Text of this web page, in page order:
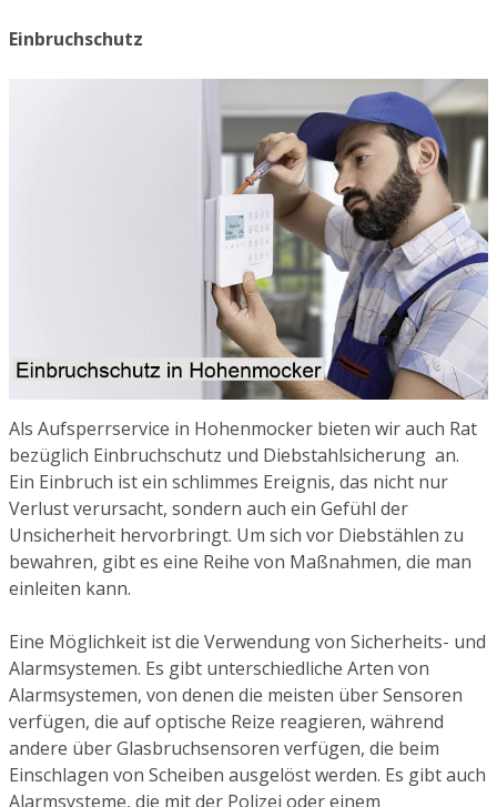
Einbruchschutz
Als Aufsperrservice in Hohenmocker bieten wir auch Rat
bezüglich Einbruchschutz und Diebstahlsicherung an.
Ein Einbruch ist ein schlimmes Ereignis, das nicht nur
Verlust verursacht, sondern auch ein Gefühl der
Unsicherheit hervorbringt. Um sich vor Diebstählen zu
bewahren, gibt es eine Reihe von Maßnahmen, die man
einleiten kann.
Eine Möglichkeit ist die Verwendung von Sicherheits- und
Alarmsystemen. Es gibt unterschiedliche Arten von
Alarmsystemen, von denen die meisten über Sensoren
verfügen, die auf optische Reize reagieren, während
andere über Glasbruchsensoren verfügen, die beim
Einschlagen von Scheiben ausgelöst werden. Es gibt auch
Alarmsysteme, die mit der Polizei oder einem